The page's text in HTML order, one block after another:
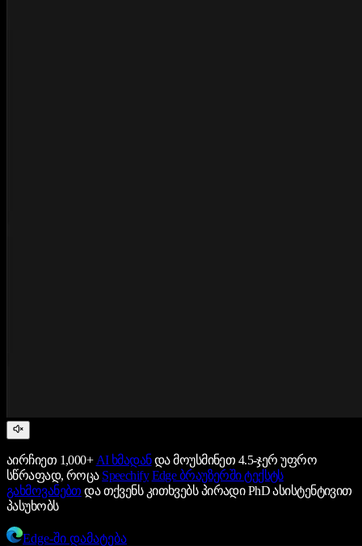
აირჩიეთ 1,000+ AI ხმადანდა მოუსმინეთ 4.5-ჯერ უფრო
სწრაფად, როცა Speechify Edge ბრაუზერში ტექსტს
გახმოვანებთ და თქვენს კითხვებს პირადი PhD ასისტენტივით
პასუხობს
Edge-ში დამატება